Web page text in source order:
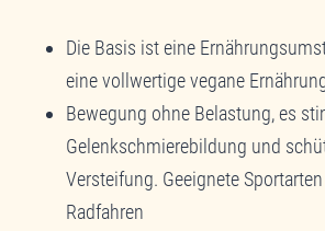
Die Basis ist eine
eine vollwertige vegane
Bewegung ohne Belastung, es
Gelenkschmierebildung und
Versteifung. Geeignete
Radfahren